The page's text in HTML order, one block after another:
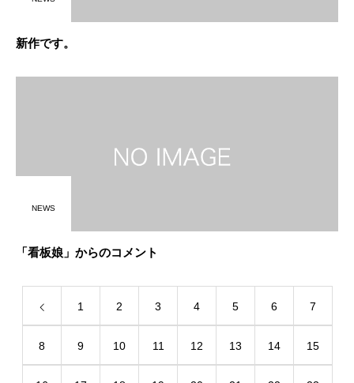
新作です。
NEWS
「看板娘」からのコメント
1 2 3 4 5 6 7
8 9 10 11 12 13 14 15